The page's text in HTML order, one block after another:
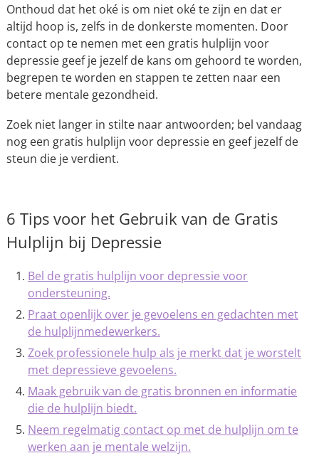
Onthoud dat het oké is om niet oké te zijn en dat er
altijd hoop is, zelfs in de donkerste momenten. Door
contact op te nemen met een gratis hulplijn voor
depressie geef je jezelf de kans om gehoord te worden,
begrepen te worden en stappen te zetten naar een
betere mentale gezondheid.
Zoek niet langer in stilte naar antwoorden; bel vandaag
nog een gratis hulplijn voor depressie en geef jezelf de
steun die je verdient.
6 Tips voor het Gebruik van de Gratis
Hulplijn bij Depressie
Bel de gratis hulplijn voor depressie voor
ondersteuning.
Praat openlijk over je gevoelens en gedachten met
de hulplijnmedewerkers.
Zoek professionele hulp als je merkt dat je worstelt
met depressieve gevoelens.
Maak gebruik van de gratis bronnen en informatie
die de hulplijn biedt.
Neem regelmatig contact op met de hulplijn om te
werken aan je mentale welzijn.